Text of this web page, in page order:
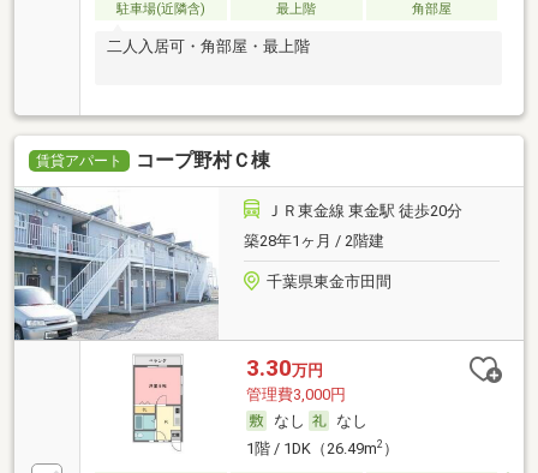
駐車場(近隣含)
最上階 角部屋
二人入居可・角部屋・最上階
賃貸アパート コープ野村Ｃ棟
ＪＲ東金線 東金駅 徒歩20分
築28年1ヶ月 / 2階建
千葉県東金市田間
3.30万円
管理費3,000円
なし
なし
1階 / 1DK（26.49m2）